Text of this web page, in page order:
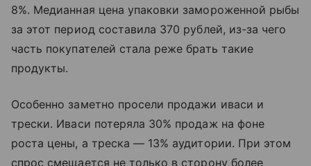
8%. Медианная цена упаковки замороженной рыбы
за этот период составила 370 рублей, из-за чего
часть покупателей стала реже брать такие
продукты.
Особенно заметно просели продажи иваси и
трески. Иваси потеряла 30% продаж на фоне
роста цены, а треска — 13% аудитории. При этом
спрос смещается не только в сторону более